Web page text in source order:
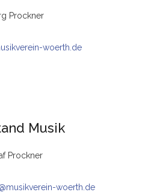
Prockner
woerth.de
Musik
Prockner
woerth.de